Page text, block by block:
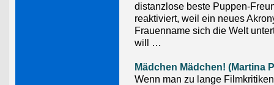
distanzlose beste Puppen-
reaktiviert, weil ein neues
Frauenname sich die Welt
will …
Mädchen Mädchen! (Martina
Wenn man zu lange